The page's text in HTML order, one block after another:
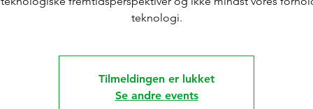
teknologi.
Tilmeldingen er lukket
Se andre events